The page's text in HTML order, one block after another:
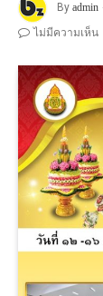
By admin
ไม่มีความเห็น